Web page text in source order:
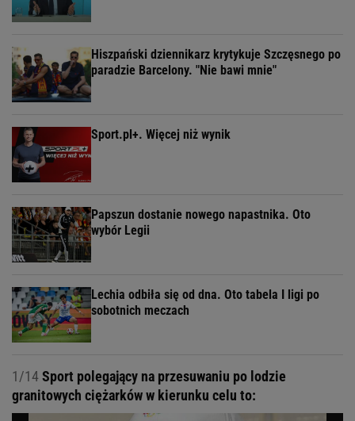
Hiszpański dziennikarz krytykuje Szczęsnego po
paradzie Barcelony. "Nie bawi mnie"
Sport.pl+. Więcej niż wynik
Papszun dostanie nowego napastnika. Oto
wybór Legii
Lechia odbiła się od dna. Oto tabela I ligi po
sobotnich meczach
1/14Sport polegający na przesuwaniu po lodzie
granitowych ciężarków w kierunku celu to: